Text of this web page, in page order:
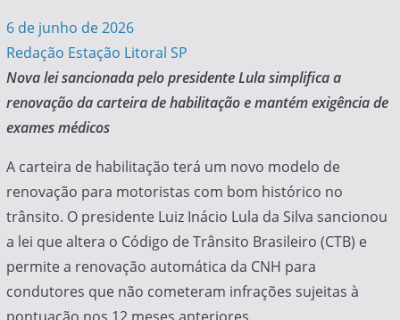
6 de junho de 2026
Redação Estação Litoral SP
Nova lei sancionada pelo presidente Lula simplifica a
renovação da carteira de habilitação e mantém exigência de
exames médicos
A carteira de habilitação terá um novo modelo de
renovação para motoristas com bom histórico no
trânsito. O presidente Luiz Inácio Lula da Silva sancionou
a lei que altera o Código de Trânsito Brasileiro (CTB) e
permite a renovação automática da CNH para
condutores que não cometeram infrações sujeitas à